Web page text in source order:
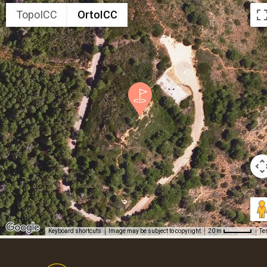
TopoICC OrtoICC
Keyboard shortcuts Image may be subject to copyright 20 m